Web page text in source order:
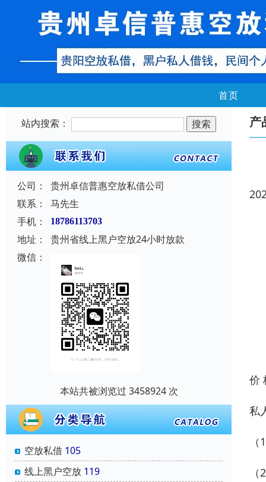
首页
站内搜索：
公司：
贵州卓信普惠空放私借公司
联系：
马先生
手机：
18786113703
地址：
贵州省线上黑户空放24小时放款
微信：
本站共被浏览过 3458924 次
空放私借 105
线上黑户空放 119
产
价
私